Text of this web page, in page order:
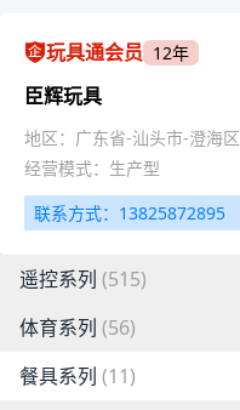
玩具通会员 12年
臣辉玩具
地区：广东省-汕头市-澄海区
经营模式：生产型
联系方式：13825872895
遥控系列 (515)
体育系列 (56)
餐具系列 (11)